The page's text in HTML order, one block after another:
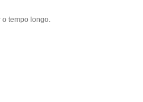
tempo longo.